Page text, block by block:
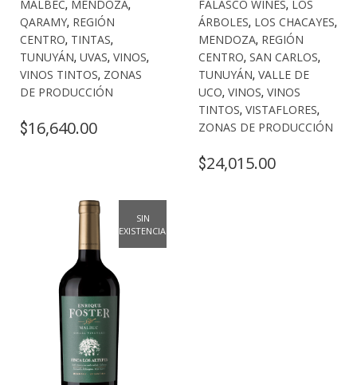
MALBEC, MENDOZA,
QARAMY, REGIÓN
CENTRO, TINTAS,
TUNUYÁN, UVAS, VINOS,
VINOS TINTOS, ZONAS
DE PRODUCCIÓN
$16,640.00
FALASCO WINES, LOS
ÁRBOLES, LOS CHACAYES,
MENDOZA, REGIÓN
CENTRO, SAN CARLOS,
TUNUYÁN, VALLE DE
UCO, VINOS, VINOS
TINTOS, VISTAFLORES,
ZONAS DE PRODUCCIÓN
$24,015.00
SIN
EXISTENCIAS